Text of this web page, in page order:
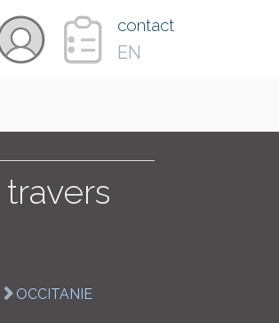
contact
EN
COLLECTIONS
OCCITANIE